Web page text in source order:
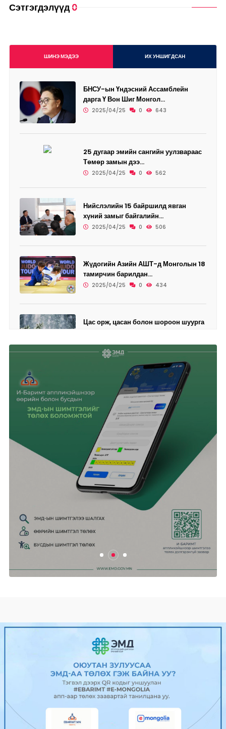
Сэтгэгдэлүүд0
ШИНЭ МЭДЭЭ ИХ УНШИГДСАН
БНСУ-ын Үндэсний Ассамблейн
дарга Ү Вон Шиг Монгол...
2025/04/25 0 643
25 дугаар эмийн сангийн уулзвараас
Төмөр замын дээ...
2025/04/25 0 562
Нийслэлийн 15 байршилд явган
хүний замыг байгалийн...
2025/04/25 0 506
Жүдогийн Азийн АШТ-д Монголын 18
тамирчин барилдан...
2025/04/25 0 434
Цас орж, цасан болон шороон шуурга
2025/04/25 0 456
Өнөөдөр дөрвөн дүүрэгт ЦАХИЛГААН
ХЯЗГААРЛАНА
2025/04/25 0
Ази, Номхон далайн бүсийн
"Аспак-2025" ч...
2025/04/24 426
Өнөөдөр цахилгаан хязгаарлах
ХУВААРЬ
Ганцмод-Гашуунсухайтын төмөр
замын бүтээн байгуула...
2025/04/24 0 483
2025/04/24 0 510
сарын...
2025/04/24 0 491
УИХ-ын Нийгмийн бодлогын
байнгын хороо хуралдав